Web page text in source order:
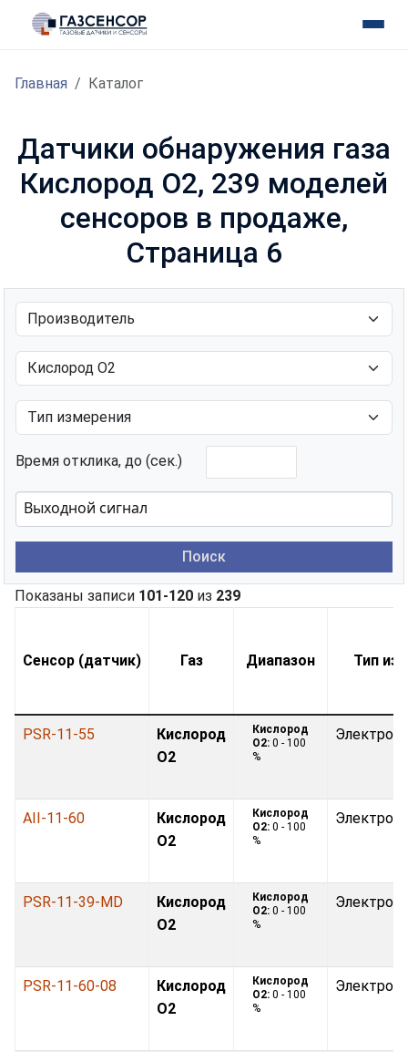
Главная Каталог
Датчики обнаружения газа
Кислород O2, 239 моделей
сенсоров в продаже,
Страница 6
Время отклика, до (сек.)
Поиск
Показаны записи 101-120 из 239
Сенсор (датчик) Газ Диапазон Тип
PSR-11-55
Кислород
O2
Кислород
O2: 0 - 100
%
AII-11-60
Кислород
O2
Кислород
O2: 0 - 100
%
PSR-11-39-MD
Кислород
O2
Кислород
O2: 0 - 100
%
PSR-11-60-08
Кислород
O2
Кислород
O2: 0 - 100
%